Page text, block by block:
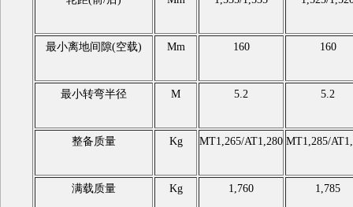
最小离地间隙(空载) Mm 160 160
最小转弯半径 M 5.2 5.2
整备质量 Kg MT1,265/AT1,280 MT1,285/
满载质量 Kg 1,760 1,785